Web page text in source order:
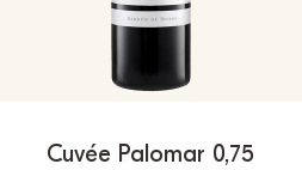
Cuvée Palomar 0,75